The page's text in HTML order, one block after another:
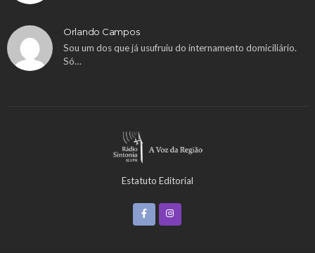
Orlando Campos
Sou um dos que já usufruiu do internamento domiciliário.
Só…
Estatuto Editorial